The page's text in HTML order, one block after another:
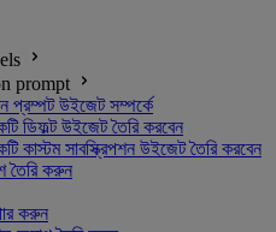
prompt
প্রম্পট উইজেট সম্পর্কে
ডিফল্ট উইজেট তৈরি করবেন
কাস্টম সাবস্ক্রিপশন উইজেট তৈরি করবেন
তৈরি করুন
করুন